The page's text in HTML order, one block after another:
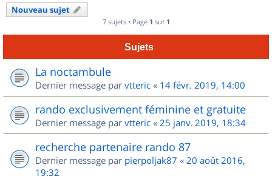
Nouveau sujet
7 sujets • Page 1 sur 1
Sujets
La noctambule
Dernier message par vtteric « 14 févr. 2019, 14:00
rando exclusivement féminine et gratuite
Dernier message par vtteric « 25 janv. 2019, 18:34
recherche partenaire rando 87
Dernier message par pierpoljak87 « 20 août 2016,
19:32